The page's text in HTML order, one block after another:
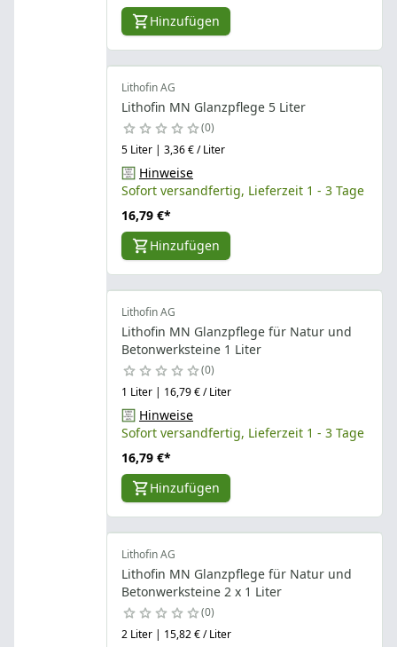
Hinzufügen
Lithofin AG
Lithofin MN Glanzpflege 5 Liter
0
5 Liter | 3,36 € / Liter
Hinweise
Sofort versandfertig, Lieferzeit 1 - 3 Tage
16,79 €*
Hinzufügen
Lithofin AG
Lithofin MN Glanzpflege für Natur und
Betonwerksteine 1 Liter
0
1 Liter | 16,79 € / Liter
Hinweise
Sofort versandfertig, Lieferzeit 1 - 3 Tage
16,79 €*
Hinzufügen
Lithofin AG
Lithofin MN Glanzpflege für Natur und
Betonwerksteine 2 x 1 Liter
0
2 Liter | 15,82 € / Liter